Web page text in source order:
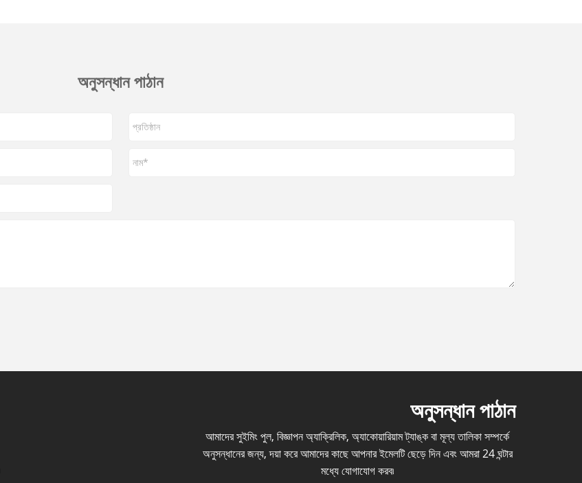
অনুসন্ধান পাঠান
অনুসন্ধান পাঠান
আমাদের সুইমিং পুল, বিজ্ঞাপন অ্যাক্রিলিক, অ্যাকোয়ারিয়াম ট্যাঙ্ক বা মূল্য তালিকা সম্পর্কে
অনুসন্ধানের জন্য, দয়া করে আমাদের কাছে আপনার ইমেলটি ছেড়ে দিন এবং আমরা 24 ঘন্টার
মধ্যে যোগাযোগ করব৷